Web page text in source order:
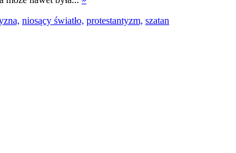
niosący światło, protestantyzm, szatan